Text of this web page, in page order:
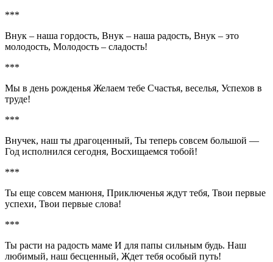
***
Внук – наша гордость, Внук – наша радость, Внук – это
молодость, Молодость – сладость!
***
Мы в день рожденья Желаем тебе Счастья, веселья, Успехов в
труде!
***
Внучек, наш ты драгоценный, Ты теперь совсем большой —
Год исполнился сегодня, Восхищаемся тобой!
***
Ты еще совсем манюня, Приключенья ждут тебя, Твои первые
успехи, Твои первые слова!
***
Ты расти на радость маме И для папы сильным будь. Наш
любимый, наш бесценный, Ждет тебя особый путь!